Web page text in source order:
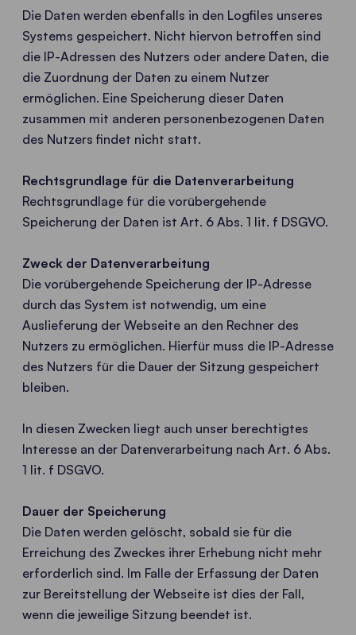
Die Daten werden ebenfalls in den Logfiles unseres
Systems gespeichert. Nicht hiervon betroffen sind
die IP-Adressen des Nutzers oder andere Daten, die
die Zuordnung der Daten zu einem Nutzer
ermöglichen. Eine Speicherung dieser Daten
zusammen mit anderen personenbezogenen Daten
des Nutzers findet nicht statt.
Rechtsgrundlage für die Datenverarbeitung
Rechtsgrundlage für die vorübergehende
Speicherung der Daten ist Art. 6 Abs. 1 lit. f DSGVO.
Zweck der Datenverarbeitung
Die vorübergehende Speicherung der IP-Adresse
durch das System ist notwendig, um eine
Auslieferung der Webseite an den Rechner des
Nutzers zu ermöglichen. Hierfür muss die IP-Adresse
des Nutzers für die Dauer der Sitzung gespeichert
bleiben.
In diesen Zwecken liegt auch unser berechtigtes
Interesse an der Datenverarbeitung nach Art. 6 Abs.
1 lit. f DSGVO.
Dauer der Speicherung
Die Daten werden gelöscht, sobald sie für die
Erreichung des Zweckes ihrer Erhebung nicht mehr
erforderlich sind. Im Falle der Erfassung der Daten
zur Bereitstellung der Webseite ist dies der Fall,
wenn die jeweilige Sitzung beendet ist.